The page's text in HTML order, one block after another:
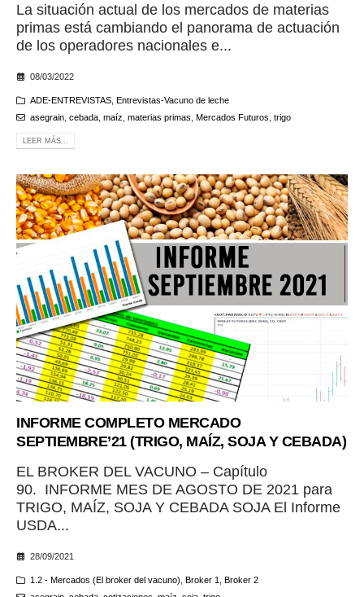
La situación actual de los mercados de materias
primas está cambiando el panorama de actuación
de los operadores nacionales e...
08/03/2022
ADE-ENTREVISTAS, Entrevistas-Vacuno de leche
asegrain, cebada, maíz materias primas Mercados Futuros trigo
LEER MÁS...
INFORME COMPLETO MERCADO
SEPTIEMBRE’21 (TRIGO, MAÍZ, SOJA Y CEBADA)
EL BROKER DEL VACUNO – Capítulo
90. INFORME MES DE AGOSTO DE 2021 para
TRIGO, MAÍZ, SOJA Y CEBADA SOJA El Informe
USDA...
28/09/2021
1.2 - Mercados (El broker del vacuno) Broker 1
Broker 2